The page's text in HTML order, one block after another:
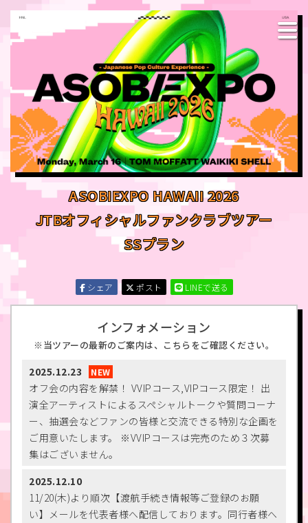
ASOBIEXPO HAWAII 2026
JTBオフィシャルファンクラブツアー
SSプラン
シェア ポスト LINEで送る
インフォメーション
当ツアーの最新のご案内は、こちらをご確認ください。
2025.12.23
オフ会の内容を解禁！ VVIPコース,VIPコース限定！ 出
演全アーティストによるスペシャルトークや質問コーナ
ー、抽選会などファンの皆様と交流できる特別な企画を
ご用意いたします。 ※VVIPコースは完売のため３次募
集はございません。
2025.12.10
11/20(木)より順次【渡航手続き情報等ご登録のお願
い】メールを代表者様へ配信しております。同行者様へ